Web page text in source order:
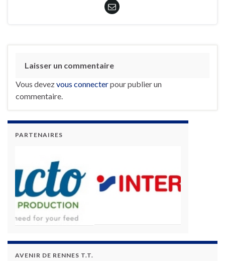
Laisser un commentaire
Vous devezvous connecterpour publier un
commentaire.
PARTENAIRES
AVENIR DE RENNES T.T.